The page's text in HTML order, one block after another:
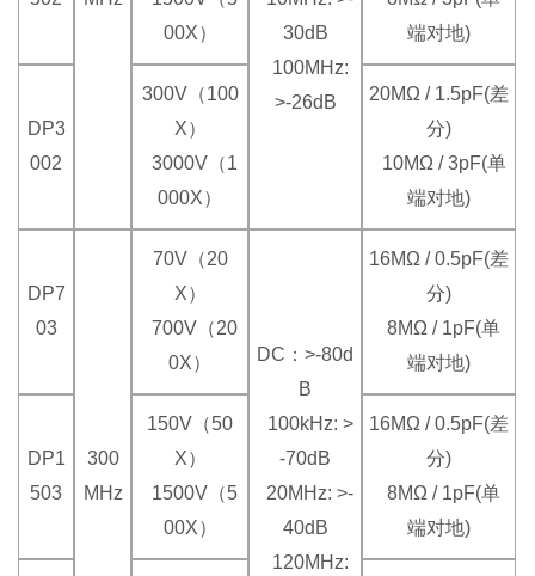
30dB
100MHz:
>-26dB
00X）
端对地)
DP3
002
300V（100
X）
3000V（1
000X）
20MΩ / 1.5pF(差
分)
10MΩ / 3pF(单
端对地)
DP7
03
300
MHz
70V（20
X）
700V（20
0X）
DC：>-80d
B
100kHz: >
-70dB
20MHz: >-
40dB
120MHz:
16MΩ / 0.5pF(差
分)
8MΩ / 1pF(单
端对地)
DP1
503
150V（50
X）
1500V（5
00X）
16MΩ / 0.5pF(差
分)
8MΩ / 1pF(单
端对地)